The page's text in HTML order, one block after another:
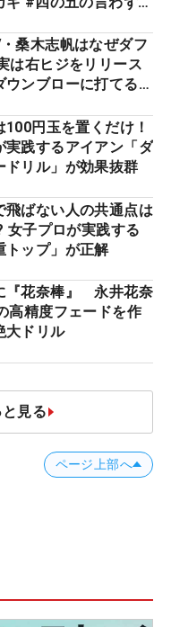
桑木志帆はなぜダフ
は右ヒジをリリース
ウンブローに打てる #
100円玉を置くだけ！
実践するアイアン「ダ
ドリル」が効果抜群
飛ばない人の共通点は
女子プロが実践する
トップ」が正解
『花奈棒』 永井花奈
高精度フェードを作
大ドリル
見る
ページ上部へ